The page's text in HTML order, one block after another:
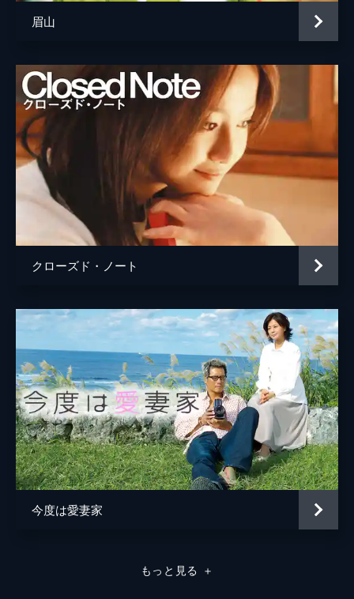
眉山
クローズド・ノート
今度は愛妻家
もっと見る ＋